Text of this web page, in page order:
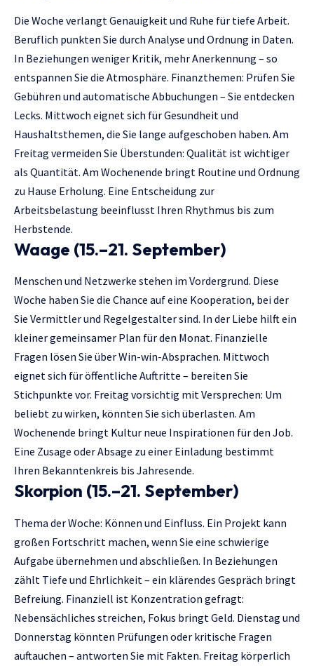
Die Woche verlangt Genauigkeit und Ruhe für tiefe Arbeit.
Beruflich punkten Sie durch Analyse und Ordnung in Daten.
In Beziehungen weniger Kritik, mehr Anerkennung – so
entspannen Sie die Atmosphäre. Finanzthemen: Prüfen Sie
Gebühren und automatische Abbuchungen – Sie entdecken
Lecks. Mittwoch eignet sich für Gesundheit und
Haushaltsthemen, die Sie lange aufgeschoben haben. Am
Freitag vermeiden Sie Überstunden: Qualität ist wichtiger
als Quantität. Am Wochenende bringt Routine und Ordnung
zu Hause Erholung. Eine Entscheidung zur
Arbeitsbelastung beeinflusst Ihren Rhythmus bis zum
Herbstende.
Waage (15.–21. September)
Menschen und Netzwerke stehen im Vordergrund. Diese
Woche haben Sie die Chance auf eine Kooperation, bei der
Sie Vermittler und Regelgestalter sind. In der Liebe hilft ein
kleiner gemeinsamer Plan für den Monat. Finanzielle
Fragen lösen Sie über Win-win-Absprachen. Mittwoch
eignet sich für öffentliche Auftritte – bereiten Sie
Stichpunkte vor. Freitag vorsichtig mit Versprechen: Um
beliebt zu wirken, könnten Sie sich überlasten. Am
Wochenende bringt Kultur neue Inspirationen für den Job.
Eine Zusage oder Absage zu einer Einladung bestimmt
Ihren Bekanntenkreis bis Jahresende.
Skorpion (15.–21. September)
Thema der Woche: Können und Einfluss. Ein Projekt kann
großen Fortschritt machen, wenn Sie eine schwierige
Aufgabe übernehmen und abschließen. In Beziehungen
zählt Tiefe und Ehrlichkeit – ein klärendes Gespräch bringt
Befreiung. Finanziell ist Konzentration gefragt:
Nebensächliches streichen, Fokus bringt Geld. Dienstag und
Donnerstag könnten Prüfungen oder kritische Fragen
auftauchen – antworten Sie mit Fakten. Freitag körperlich